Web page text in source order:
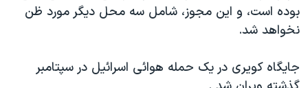
اسرائیل در جنگ
همایش محافظه‌کاران آمریکا «سی‌پک»
بوده است، و اين مجوز، شامل سه محل ديگر مورد ظن
نخواهد شد.
جايگاه کويری در يک حمله هوائی اسرائيل در سپتامبر